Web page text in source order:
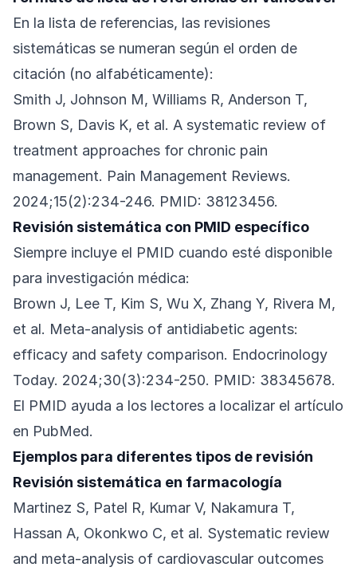
En la lista de referencias, las revisiones
sistemáticas se numeran según el orden de
citación (no alfabéticamente):
Smith J, Johnson M, Williams R, Anderson T,
Brown S, Davis K, et al. A systematic review of
treatment approaches for chronic pain
management. Pain Management Reviews.
2024;15(2):234-246. PMID: 38123456.
Revisión sistemática con PMID específico
Siempre incluye el PMID cuando esté disponible
para investigación médica:
Brown J, Lee T, Kim S, Wu X, Zhang Y, Rivera M,
et al. Meta-analysis of antidiabetic agents:
efficacy and safety comparison. Endocrinology
Today. 2024;30(3):234-250. PMID: 38345678.
El PMID ayuda a los lectores a localizar el artículo
en PubMed.
Ejemplos para diferentes tipos de revisión
Revisión sistemática en farmacología
Martinez S, Patel R, Kumar V, Nakamura T,
Hassan A, Okonkwo C, et al. Systematic review
and meta-analysis of cardiovascular outcomes